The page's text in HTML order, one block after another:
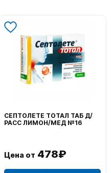
СЕПТОЛЕТЕ ТОТАЛ ТАБ Д/
РАСС ЛИМОН/МЕД №16
Цена от 478₽